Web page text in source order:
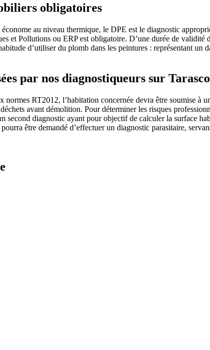
obligatoires
au niveau thermique, le DPE est le diagnostic
et Pollutions ou ERP est obligatoire. D’une durée de
d’utiliser du plomb dans les peintures : représentant
par nos diagnostiqueurs sur
RT2012, l’habitation concernée devra être soumise à
avant démolition. Pour déterminer les risques
second diagnostic ayant pour objectif de calculer la surface
être demandé d’effectuer un diagnostic parasitaire,